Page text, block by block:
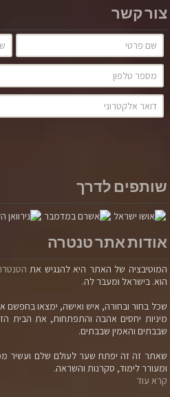
צור קשר
שותפים לדרך
אודות אתר טנטרה
המוטיבציה של האתר היא להנגיש את
הוא. בישראל ומעבר לה.
שכל בחור ובחורה, איש ואישה, ימצאו
מיניות יחסים אהבה והתפתחות, את הבית
שבבתים והאמין שבבתים.
שאתר זה זה יפתח שער לעולם שלם ועשיר
ומעורר לימוד, סקרנות והשראה.
קרא עוד